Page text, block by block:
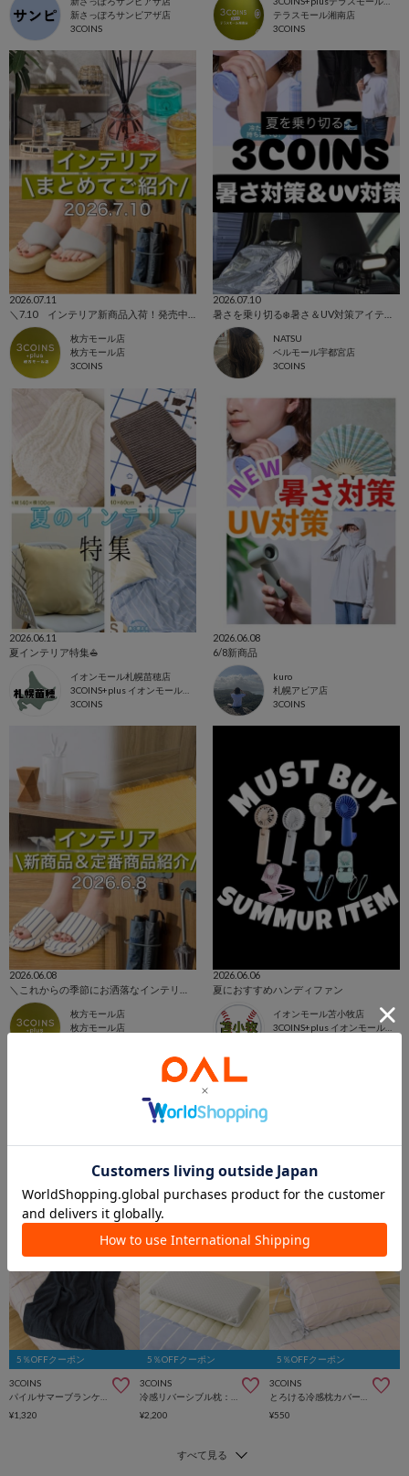
新さっぽろサンピアザ店
3COINS
テラスモール湘南店
3COINS
2026.07.11
枚方モール店
枚方モール店
3COINS
2026.07.10
NATSU
ベルモール宇都宮店
3COINS
2026.06.11
夏インテリア特集⛵️
イオンモール札幌苗穂店
3COINS+plus イオンモール札幌苗穂店
3COINS
2026.06.08
6/8新商品
kuro
札幌アピア店
3COINS
2026.06.08
枚方モール店
枚方モール店
2026.06.06
夏におすすめハンディファン
イオンモール苫小牧店
5％OFFクーポン
3COINS
¥1,320
5％OFFクーポン
3COINS
¥2,200
5％OFFクーポン
3COINS
¥550